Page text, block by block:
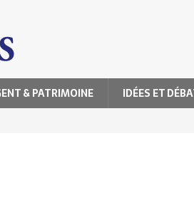
& PATRIMOINE IDÉES ET